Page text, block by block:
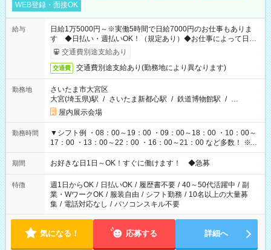
WEB登録・面接OK
給与
日給1万5000円～※実働5時間で日給7000円のお仕事もありま
す ◆日払い・週払いOK！（規定あり）◆お仕事によって日給
も異なります
交通費別途支給あり
交通費 交通費別途支給あり(勤務地により異なります)
勤務地
さいたま市大宮区
大宮(埼玉県)駅 / さいたま新都心駅 / 鉄道博物館駅 / …
屋内展示会場
勤務時間
▼シフト例 ・08：00～19：00 ・09：00～18：00 ・10：00～
17：00 ・13：00～22：00 ・16：00～21：00 など多数！ ※お
仕事により勤務時間が異なります
期間 お好きな日1日～OK！すぐに働けます！ ◆急募
特徴 週1日からOK / 日払いOK / 履歴書不要 / 40～50代活躍中 / 副
業・WワークOK / 服装自由 / シフト勤務 / 10名以上の大量募
集 / 電話対応なし / パソコンスキル不要
気になる！ 応募する 詳細へ